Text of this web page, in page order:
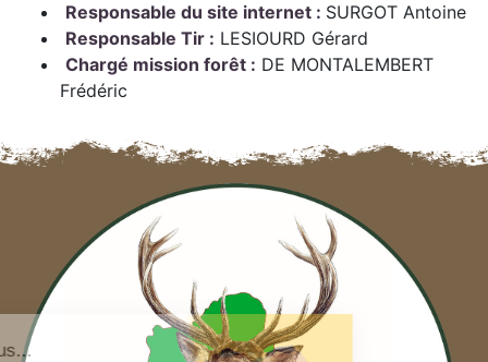
Responsable du site internet : SURGOT Antoine
Responsable Tir : LESIOURD Gérard
Chargé mission forêt : DE MONTALEMBERT
Frédéric